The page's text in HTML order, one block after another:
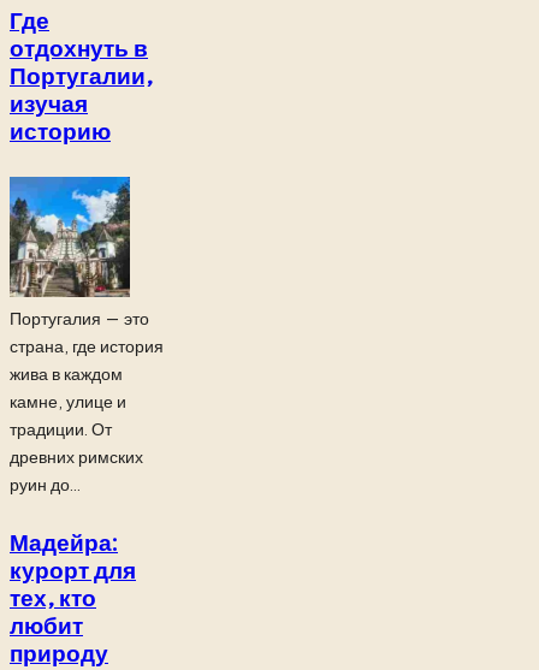
Где
отдохнуть в
Португалии,
изучая
историю
Португалия — это
страна, где история
жива в каждом
камне, улице и
традиции. От
древних римских
руин до...
Мадейра:
курорт для
тех, кто
любит
природу